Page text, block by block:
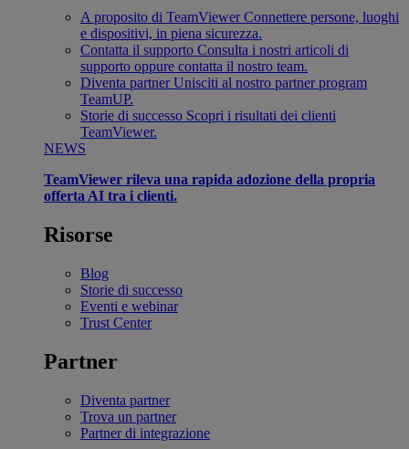
A proposito di TeamViewer Connettere persone, luoghi
e dispositivi, in piena sicurezza.
Contatta il supporto Consulta i nostri articoli di
supporto oppure contatta il nostro team.
Diventa partner Unisciti al nostro partner program
TeamUP.
Storie di successo Scopri i risultati dei clienti
TeamViewer.
NEWS
TeamViewer rileva una rapida adozione della propria
offerta AI tra i clienti.
Risorse
Blog
Storie di successo
Eventi e webinar
Trust Center
Partner
Diventa partner
Trova un partner
Partner di integrazione